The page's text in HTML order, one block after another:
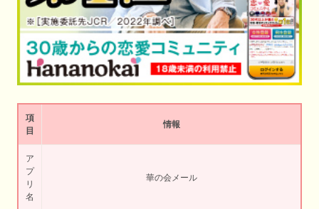
項
目
情報
ア
プ
リ
名
華の会メール